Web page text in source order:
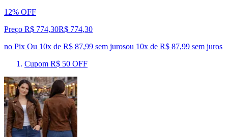
12% OFF
Preço R$ 774,30R$ 774,30
no Pix Ou 10x de R$ 87,99 sem jurosou 10x de R$ 87,99 sem juros
Cupom R$ 50 OFF